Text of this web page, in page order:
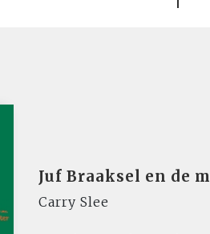
Juf Braaksel en de
Carry Slee